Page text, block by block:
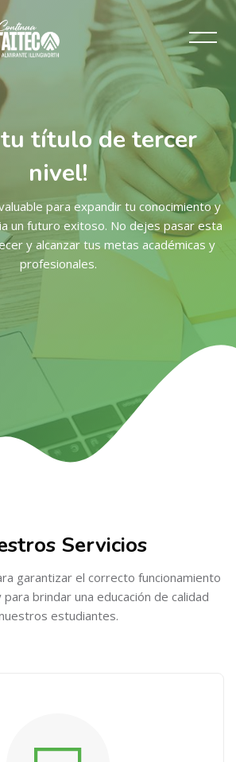
tu título de tercer
nivel!
para expandir tu conocimiento y
un futuro exitoso. No dejes pasar esta
y alcanzar tus metas académicas y
profesionales.
Servicios
garantizar el correcto funcionamiento
brindar una educación de calidad
estudiantes.